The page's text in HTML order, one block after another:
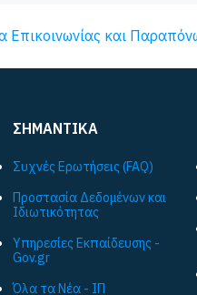
Επικοινωνίας και
ΣΗΜΑΝΤΙΚΑ
Συχνές Ερωτήσεις (FAQ)
Προστασία Δεδομένων και
Ιδιωτικότητας
Υπηρεσίες Εκπαίδευσης -
Gov.gr
Όλα τα Νέα - ΙΠ